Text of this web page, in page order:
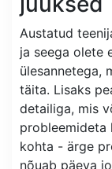
Austatud
ja seega olete
ülesannetega,
täita. Lisaks
detailiga, mis
probleemideta
kohta - ärge
nõuab päeva